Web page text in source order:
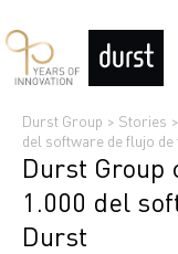
Durst Group > Stories >
del software de flujo
Durst Group
1.000 del
Durst